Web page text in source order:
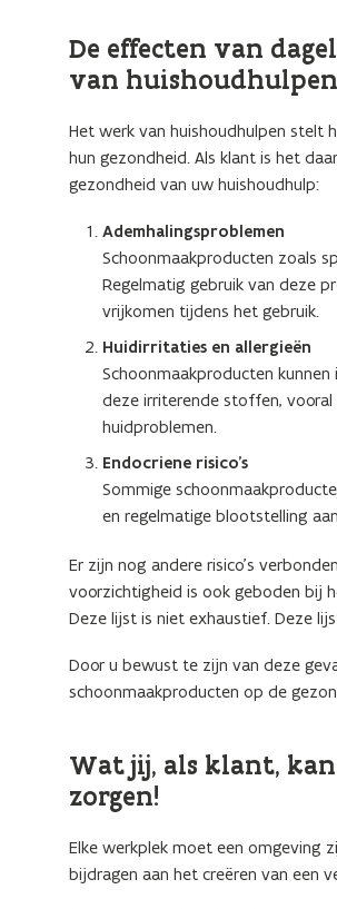
De effecten van
van huishoudhulpen
Het werk van huishoudhulpen stelt
hun gezondheid. Als klant is het
gezondheid van uw huishoudhulp:
Ademhalingsproblemen
Schoonmaakproducten zoals
Regelmatig gebruik van deze
vrijkomen tijdens het gebruik.
Huidirritaties en allergieën
Schoonmaakproducten
deze irriterende stoffen,
huidproblemen.
Endocriene risico’s
Sommige
en regelmatige blootstelling
Er zijn nog andere risico’s
voorzichtigheid is ook geboden bij
Deze lijst is niet exhaustief. Deze
Door u bewust te zijn van deze
schoonmaakproducten op de
Wat jij, als klant,
zorgen!
Elke werkplek moet een omgeving
bijdragen aan het creëren van een